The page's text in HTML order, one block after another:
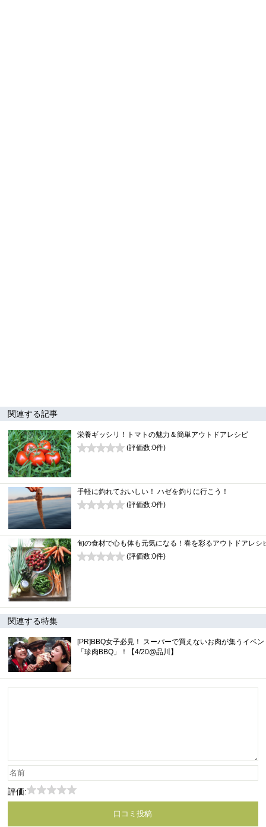
関連する記事
栄養ギッシリ！トマトの魅力＆簡単アウトドアレシピ
(評価数:0件)
手軽に釣れておいしい！ ハゼを釣りに行こう！
(評価数:0件)
旬の食材で心も体も元気になる！春を彩るアウトドアレシ
(評価数:0件)
関連する特集
[PR]BBQ女子必見！ スーパーで買えないお肉が集うイベン
「珍肉BBQ」！【4/20@品川】
評価: